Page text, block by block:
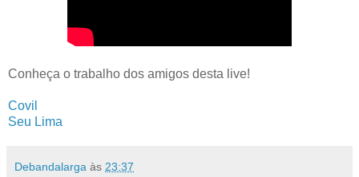
Conheça o trabalho dos amigos desta live!
Covil
Seu Lima
Debandalarga às 23:37